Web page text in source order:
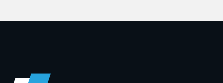
Faciles à entretenir Disponibles en plusieurs tailles et coloris